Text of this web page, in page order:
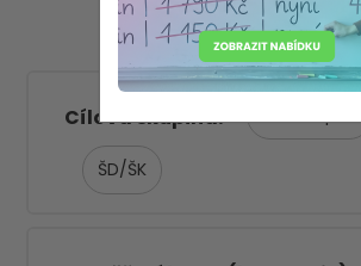
Cílová skupina
ŠD/ŠK